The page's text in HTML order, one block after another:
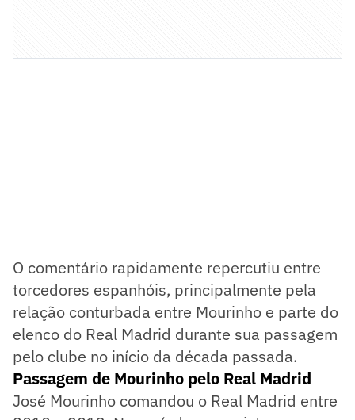
O comentário rapidamente repercutiu entre
torcedores espanhóis, principalmente pela
relação conturbada entre Mourinho e parte do
elenco do Real Madrid durante sua passagem
pelo clube no início da década passada.
Passagem de Mourinho pelo Real Madrid
José Mourinho comandou o Real Madrid entre